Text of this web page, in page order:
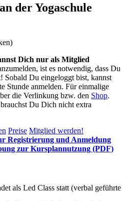
der Yogaschule
Dich nur als Mitglied
ist es notwendig, dass Du
Sobald Du eingeloggt bist, kannst
Stunde anmelden. Für einmalige
die Verlinkung bzw. den Shop.
brauchst Du Dich nicht extra
Preise Mitglied werden!
Registrierung und Anmeldung
zur Kursplannutzung (PDF)
als Led Class statt (verbal geführte